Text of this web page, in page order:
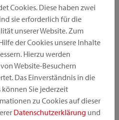
Cookies. Diese haben zwei
sie erforderlich für die
unserer Website. Zum
der Cookies unsere Inhalte
Hierzu werden
Website-Besuchern
Das Einverständnis in die
Sie jederzeit
zu Cookies auf dieser
Datenschutzerklärung und